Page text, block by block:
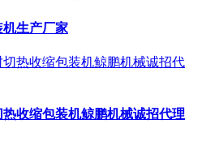
生产厂家
收缩包装机鲸鹏机械诚招代理